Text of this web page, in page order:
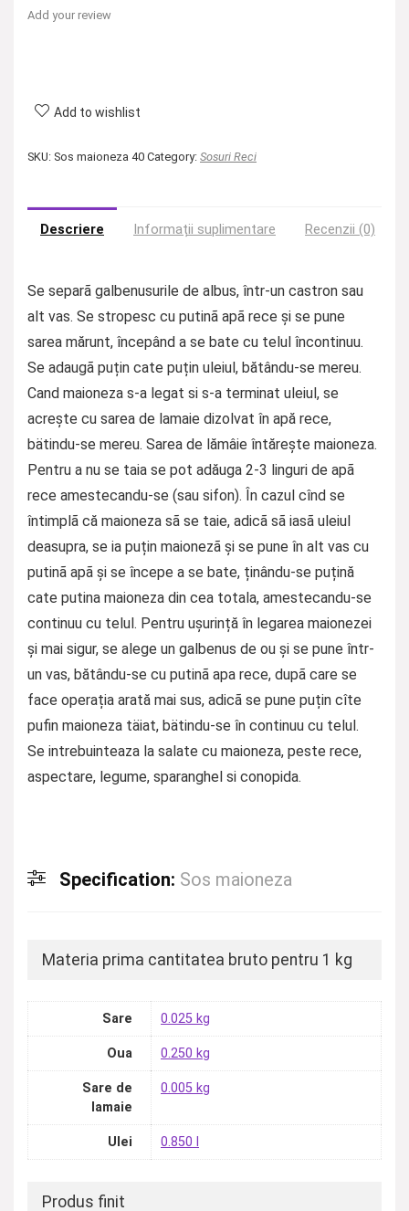
Add your review
Add to wishlist
SKU: Sos maioneza 40 Category: Sosuri Reci
Descriere Informații suplimentare Recenzii (0)
Se separã galbenusurile de albus, într-un castron sau
alt vas. Se stropesc cu putinã apã rece și se pune
sarea mărunt, începând a se bate cu telul încontinuu.
Se adaugã puțin cate puțin uleiul, bătându-se mereu.
Cand maioneza s-a legat si s-a terminat uleiul, se
acrește cu sarea de lamaie dizolvat în apă rece,
bätindu-se mereu. Sarea de lămâie întărește maioneza.
Pentru a nu se taia se pot adăuga 2-3 linguri de apã
rece amestecandu-se (sau sifon). În cazul cînd se
întimplã că maioneza sã se taie, adicã sã iasã uleiul
deasupra, se ia puțin maionezã și se pune în alt vas cu
putinã apã și se începe a se bate, ținându-se puțină
cate putina maioneza din cea totala, amestecandu-se
continuu cu telul. Pentru ușurință în legarea maionezei
și mai sigur, se alege un galbenus de ou și se pune într-
un vas, bătându-se cu putinã apa rece, dupã care se
face operația arată mai sus, adicã se pune puțin cîte
pufin maioneza täiat, bätindu-se în continuu cu telul.
Se intrebuinteaza la salate cu maioneza, peste rece,
aspectare, legume, sparanghel si conopida.
Specification: Sos maioneza
Materia prima cantitatea bruto pentru 1 kg
Sare 0.025 kg
Oua 0.250 kg
Sare de
lamaie
0.005 kg
Ulei 0.850 l
Produs finit